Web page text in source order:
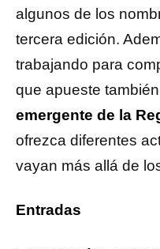
algunos de los
tercera edición.
trabajando para
que apueste también
emergente de la
ofrezca diferentes
vayan más allá de
Entradas